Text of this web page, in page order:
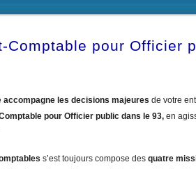
Comptable pour Officier
accompagne les decisions majeures de votre
pour Officier public dans le 93, en
s’est toujours compose des quatre